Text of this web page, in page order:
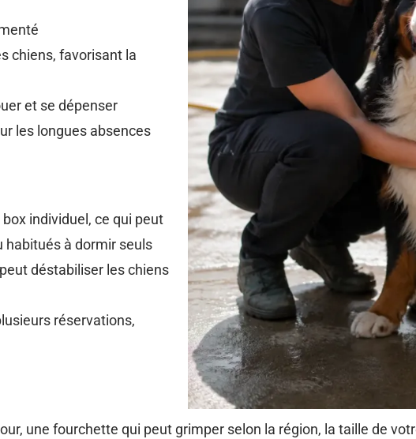
chiens, favorisant la
et se dépenser
les longues absences
individuel, ce qui peut
habitués à dormir seuls
déstabiliser les chiens
réservations,
une fourchette qui peut grimper selon la région, la taille de